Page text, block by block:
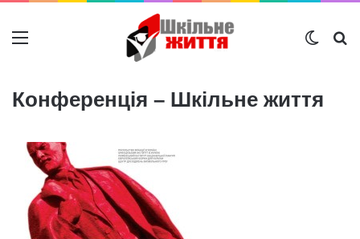
Меню
Конференція – Шкільне життя